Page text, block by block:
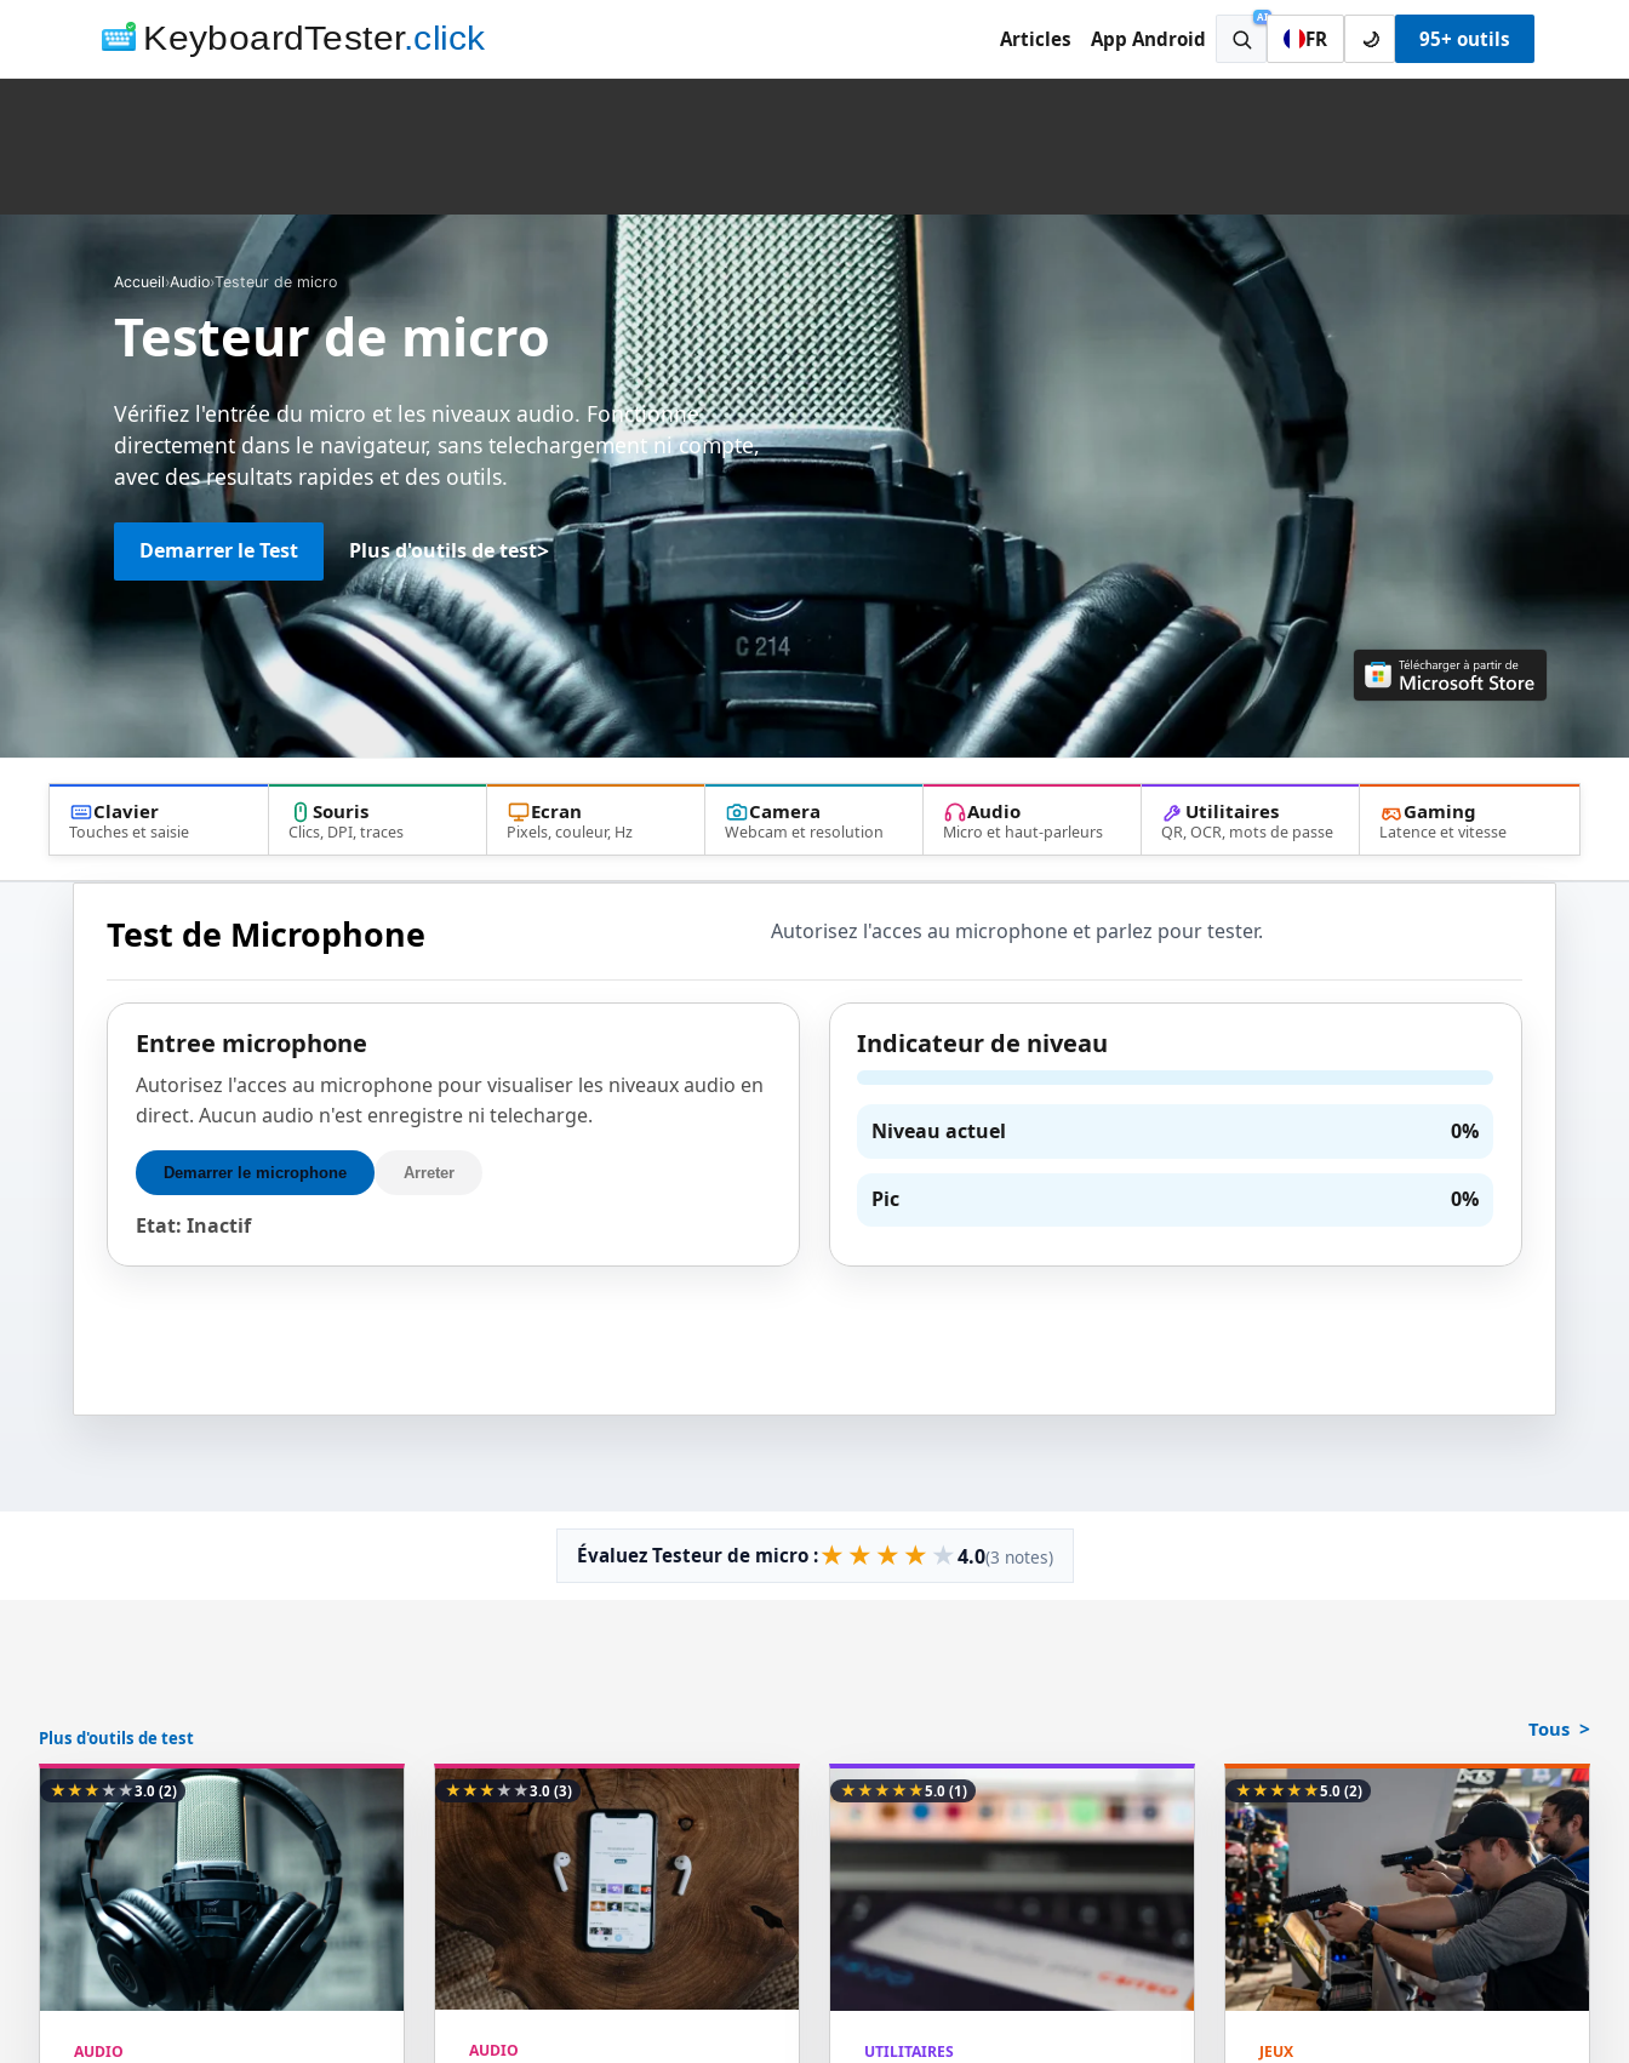
KeyboardTester.click Articles App Android
AI
FR 🌙 95+ outils
Accueil›Audio›Testeur de micro
Testeur de micro
Vérifiez l'entrée du micro et les niveaux audio. Fonctionne
directement dans le navigateur, sans telechargement ni compte,
avec des resultats rapides et des outils.
Demarrer le Test Plus d'outils de test>
Clavier
Touches et saisie
Souris
Clics, DPI, traces
Ecran
Pixels, couleur, Hz
Camera
Webcam et resolution
Audio
Micro et haut-parleurs
Utilitaires
QR, OCR, mots de passe
Gaming
Latence et vitesse
Test de Microphone Autorisez l'acces au microphone et parlez pour tester.
Entree microphone
Autorisez l'acces au microphone pour visualiser les niveaux audio en
direct. Aucun audio n'est enregistre ni telecharge.
Demarrer le microphone Arreter
Etat: Inactif
Indicateur de niveau
Niveau actuel 0%
Pic 0%
Évaluez Testeur de micro :★ ★ ★ ★ ★4.0(3 notes)
Plus d'outils de test Tous
★★★★★3.0(2)
AUDIO
★★★★★3.0(3)
AUDIO
★★★★★5.0(1)
UTILITAIRES
★★★★★5.0(2)
JEUX